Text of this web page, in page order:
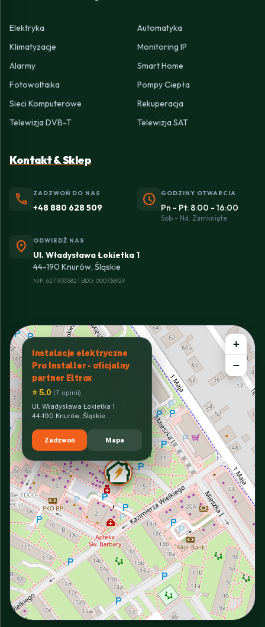
Elektryka
Automatyka
Klimatyzacje
Monitoring IP
Alarmy
Smart Home
Fotowoltaika
Pompy Ciepła
Sieci Komputerowe
Rekuperacja
Telewizja DVB-T
Telewizja SAT
Kontakt & Sklep
phone ZADZWOŃ DO NAS
+48 880 628 509 schedule GODZINY OTWARCIA
Pn - Pt: 8:00 - 16:00
Sob - Nd: Zamknięte
location_on ODWIEDŹ NAS
Ul. Władysława Łokietka 1
44-190 Knurów, Śląskie
NIP: 6271930582 | BDO: 000736929
Instalacje elektryczne
Pro Installer - oficjalny
partner Eltrox
⭐ 5.0 (7 opinii)
Ul. Władysława Łokietka 1
44-190 Knurów, Śląskie
Zadzwoń Mapa
+
−
INTERACTIVE VIEW